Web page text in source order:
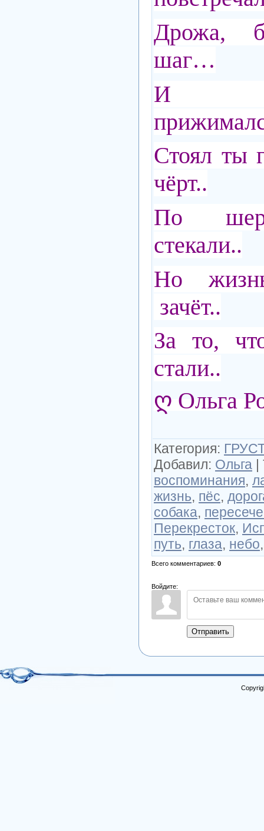
Дрожа,
шаг…
И всё
Стоял ты
чёрт..
По
стекали..
Но
зачёт..
За то,
стали..
ღ Ольга
Категория:
Добавил: Ольга |
воспоминания,
жизнь, пёс,
собака,
Перекресток,
путь, глаза, небо
Всего комментариев: 0
Войдите:
Отправить